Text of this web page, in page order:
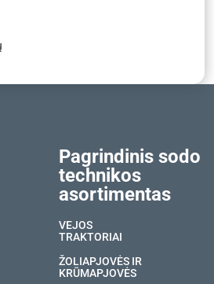
Pagrindinis sodo
technikos
asortimentas
VEJOS
TRAKTORIAI
ŽOLIAPJOVĖS IR
KRŪMAPJOVĖS